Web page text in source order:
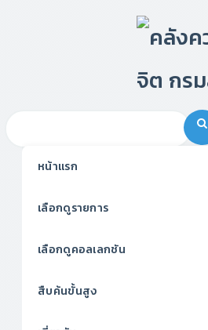
หน้าแรก
เลือกดูรายการ
เลือกดูคอลเลกชัน
สืบค้นขั้นสูง